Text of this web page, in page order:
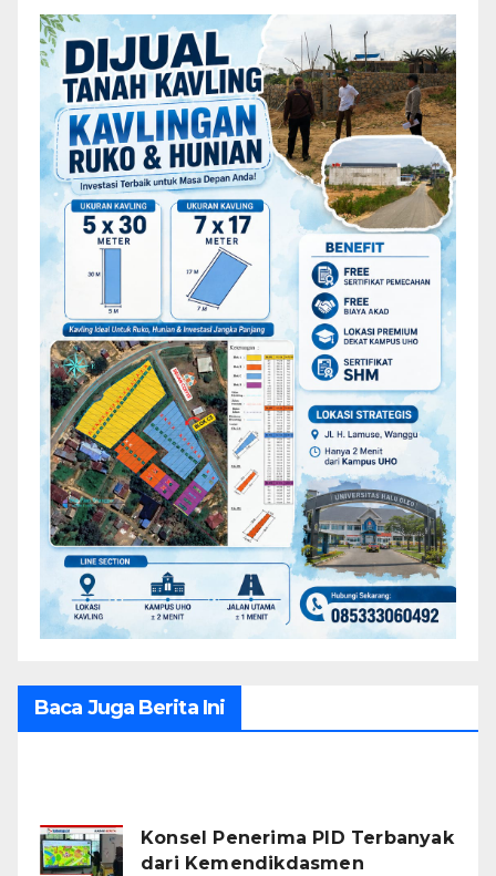
Baca Juga Berita Ini
Konsel Penerima PID Terbanyak
dari Kemendikdasmen